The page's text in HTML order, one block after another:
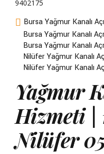
Bursa Yağmur Kanalı
Bursa Yağmur Kanalı
Bursa Yağmur Kanalı
Nilüfer Yağmur Kanalı
Nilüfer Yağmur Kanalı
Yağmur
Hizmeti |
Nilüfer